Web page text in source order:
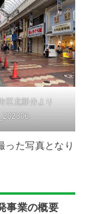
区北部分より
_202306
った写真となり
事業の概要